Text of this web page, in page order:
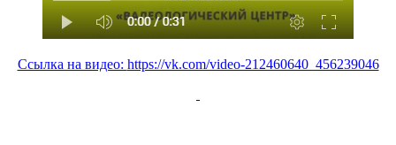
Ссылка на видео: https://vk.com/video-212460640_456239046